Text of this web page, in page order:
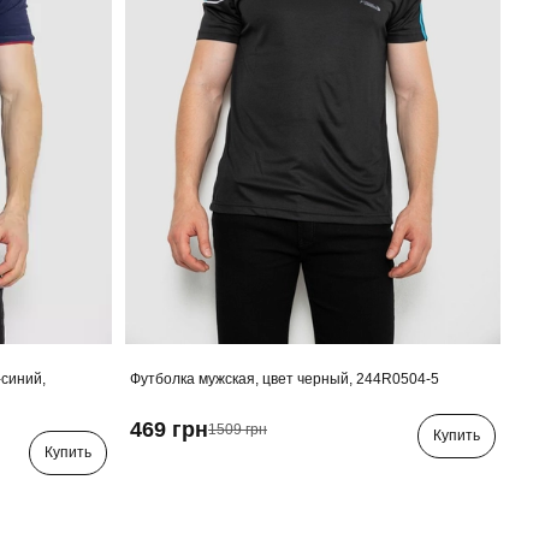
Купить
Футболка мужская, цвет черный, 244R0504-5
469 грн1509 грн Купить